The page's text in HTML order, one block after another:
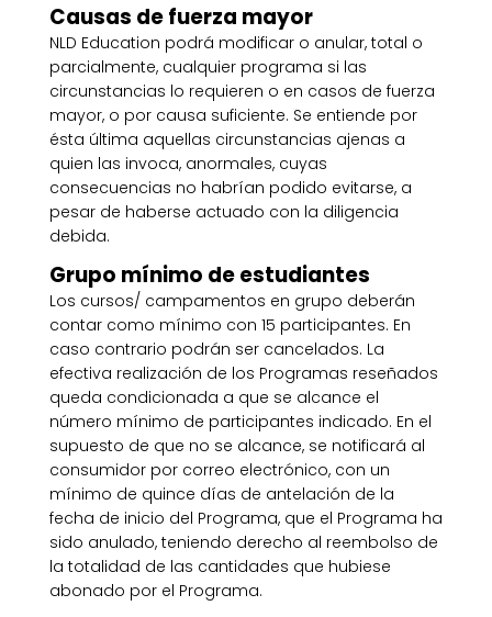
Causas de fuerza mayor
NLD Education podrá modificar o anular, total o
parcialmente, cualquier programa si las
circunstancias lo requieren o en casos de fuerza
mayor, o por causa suficiente. Se entiende por
ésta última aquellas circunstancias ajenas a
quien las invoca, anormales, cuyas
consecuencias no habrían podido evitarse, a
pesar de haberse actuado con la diligencia
debida.
Grupo mínimo de estudiantes
Los cursos/ campamentos en grupo deberán
contar como mínimo con 15 participantes. En
caso contrario podrán ser cancelados. La
efectiva realización de los Programas reseñados
queda condicionada a que se alcance el
número mínimo de participantes indicado. En el
supuesto de que no se alcance, se notificará al
consumidor por correo electrónico, con un
mínimo de quince días de antelación de la
fecha de inicio del Programa, que el Programa ha
sido anulado, teniendo derecho al reembolso de
la totalidad de las cantidades que hubiese
abonado por el Programa.